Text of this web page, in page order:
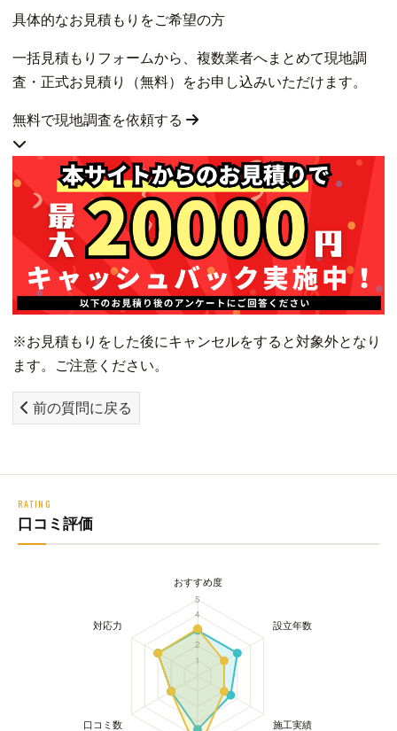
具体的なお見積もりをご希望の方
一括見積もりフォームから、複数業者へまとめて現地調
査・正式お見積り（無料）をお申し込みいただけます。
無料で現地調査を依頼する
※お見積もりをした後にキャンセルをすると対象外となり
ます。ご注意ください。
前の質問に戻る
RATING
口コミ評価